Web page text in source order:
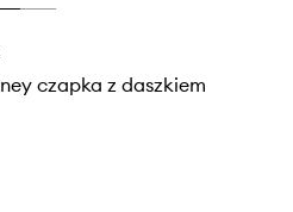
czapka z daszkiem